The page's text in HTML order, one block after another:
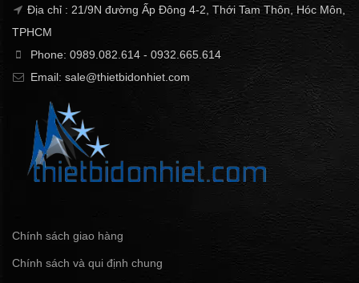
Địa chỉ : 21/9N đường Ấp Đông 4-2, Thới Tam Thôn, Hóc Môn,
TPHCM
Phone: 0989.082.614 - 0932.665.614
Email: sale@thietbidonhiet.com
Chính sách giao hàng
Chính sách và qui định chung